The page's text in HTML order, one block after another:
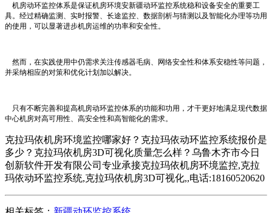
机房动环监控体系是保证机房环境安新疆动环监控系统稳和设备安全的重要工
具。经过精确监测、实时报警、长途监控、数据剖析与猜测以及智能化办理等功用
的使用，可以显著进步机房运维的功率和安全性。
然而，在实践使用中仍需求关注传感器毛病、网络安全性和体系安稳性等问题，
并采纳相应的对策和优化计划加以解决。
只有不断完善和提高机房动环监控体系的功能和功用，才干更好地满足现代数据
中心机房对高可用性、高安全性和高智能化的需求。
克拉玛依机房环境监控哪家好？克拉玛依动环监控系统报价是
多少？克拉玛依机房3D可视化质量怎么样？乌鲁木齐市今日
创新软件开发有限公司专业承接克拉玛依机房环境监控,克拉
玛依动环监控系统,克拉玛依机房3D可视化,,电话:18160520620